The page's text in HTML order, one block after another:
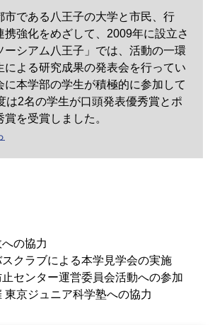
市である八王子の大学と市民、行
携強化をめざして、2009年に設立さ
ーシアム八王子」では、活動の一環
による研究成果の発表会を行ってい
に本学部の学生が積極的に参加して
は2名の学生が口頭発表優秀賞とポ
を受賞しました。
の協力
スクラブによる本学見学会の実施
止センター運営委員会活動への参加
東京ジュニア科学塾への協力